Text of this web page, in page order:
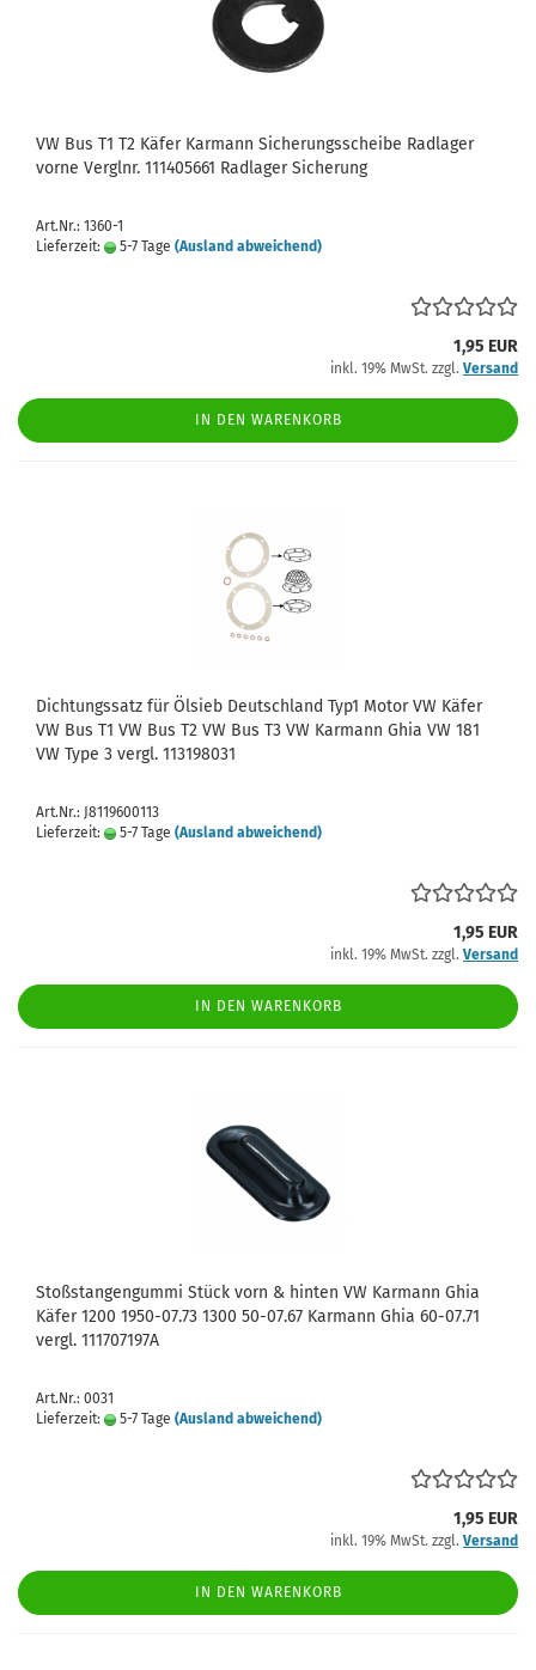
VW Bus T1 T2 Käfer Karmann Sicherungsscheibe Radlager
vorne Verglnr. 111405661 Radlager Sicherung
Art.Nr.: 1360-1
Lieferzeit:
5-7 Tage (Ausland abweichend)
1,95 EUR
inkl. 19% MwSt. zzgl. Versand
IN DEN WARENKORB
Dichtungssatz für Ölsieb Deutschland Typ1 Motor VW Käfer
VW Bus T1 VW Bus T2 VW Bus T3 VW Karmann Ghia VW 181
VW Type 3 vergl. 113198031
Art.Nr.: J8119600113
Lieferzeit:
5-7 Tage (Ausland abweichend)
1,95 EUR
inkl. 19% MwSt. zzgl. Versand
IN DEN WARENKORB
Stoßstangengummi Stück vorn & hinten VW Karmann Ghia
Käfer 1200 1950-07.73 1300 50-07.67 Karmann Ghia 60-07.71
vergl. 111707197A
Art.Nr.: 0031
Lieferzeit:
5-7 Tage (Ausland abweichend)
1,95 EUR
inkl. 19% MwSt. zzgl. Versand
IN DEN WARENKORB